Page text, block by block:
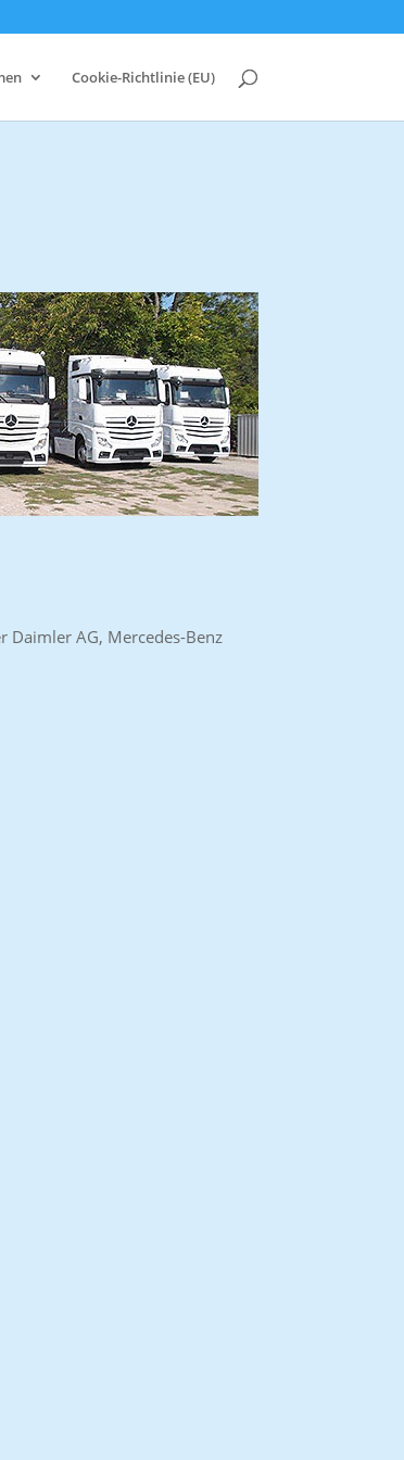
Cookie-Richtlinie (EU)
AG, Mercedes-Benz